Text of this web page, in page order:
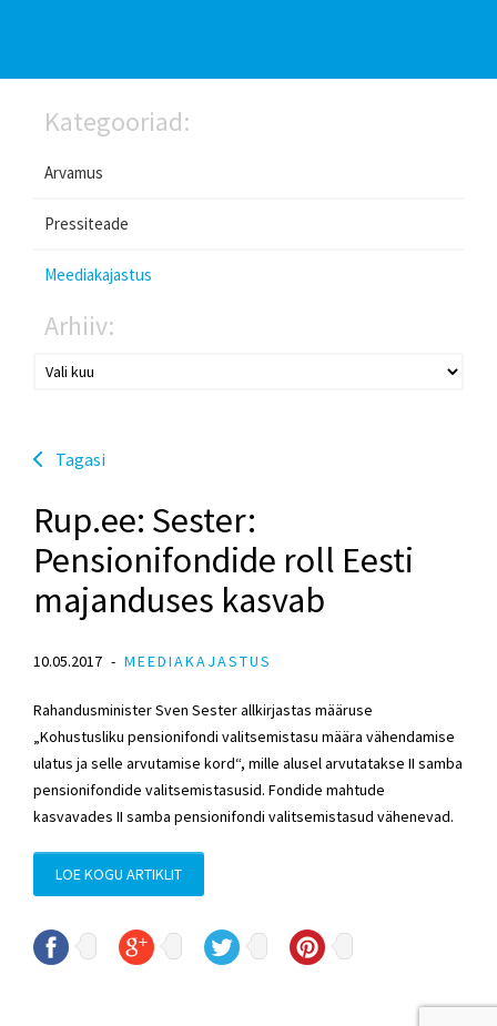
Kategooriad:
Arvamus
Pressiteade
Meediakajastus
Arhiiv:
Tagasi
Rup.ee: Sester:
Pensionifondide roll Eesti
majanduses kasvab
10.05.2017 MEEDIAKAJASTUS
Rahandusminister Sven Sester allkirjastas määruse
„Kohustusliku pensionifondi valitsemistasu määra vähendamise
ulatus ja selle arvutamise kord“, mille alusel arvutatakse II samba
pensionifondide valitsemistasusid. Fondide mahtude
kasvavades II samba pensionifondi valitsemistasud vähenevad.
LOE KOGU ARTIKLIT